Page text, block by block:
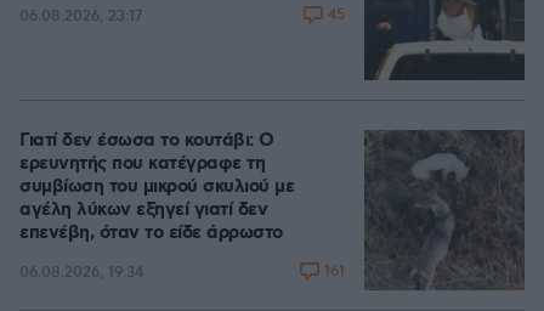
06.08.2026, 23:17 45
Γιατί δεν έσωσα το κουτάβι: Ο
ερευνητής που κατέγραφε τη
συμβίωση του μικρού σκυλιού με
αγέλη λύκων εξηγεί γιατί δεν
επενέβη, όταν το είδε άρρωστο
06.08.2026, 19:34 161